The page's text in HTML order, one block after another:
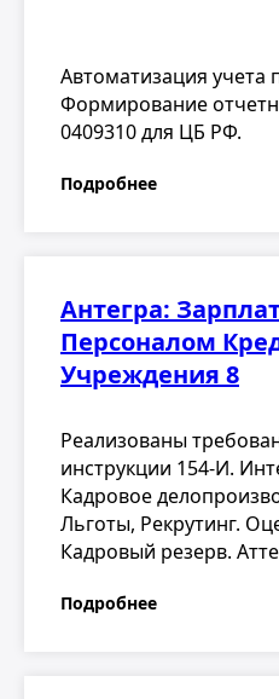
Автоматизация учета
Формирование
0409310 для ЦБ РФ.
Подробнее
Антегра:
Персоналом
Учреждения 8
Реализованы
инструкции 154-И.
Кадровое
Льготы, Рекрутинг.
Кадровый резерв.
Подробнее